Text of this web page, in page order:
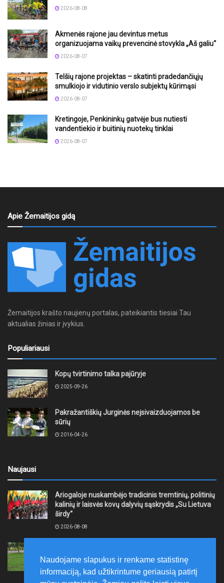
2026-08-08
Akmenės rajone jau devintus metus
organizuojama vaikų prevencinė stovykla „Aš galiu“
2026-08-07
Telšių rajone projektas – skatinti pradedančiųjų
smulkiojo ir vidutinio verslo subjektų kūrimąsi
2026-08-07
Kretingoje, Penkininkų gatvėje bus nutiesti
vandentiekio ir buitinių nuotekų tinklai
2026-08-07
Apie Žemaitijos gidą
Žemaitijos krašto naujienų portalas, pateikiantis tiesiai Tau
aktualias žinias ir įvykius.
Populiariausi
Kopų tvirtinimo talka pajūryje
2025-09-26
Pakražantiškių Jurginės neįsivaizduojamos be
sūrių
2016-04-26
Naujausi
Ariogaloje nuskambėjo tradicinis tremtinių, politinių
kalinių ir laisvės kovų dalyvių sąskrydis „Su Lietuva
širdy“
2026-08-08
laikytis Kelių eismo taisyklių, tausoti aplinką
2026-08-08
Naudojame slapukus ir renkame statistinę
informaciją, kad užtikrintume geriausią patirtį